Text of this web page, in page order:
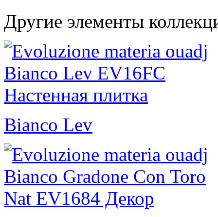
Другие элементы
Bianco Lev